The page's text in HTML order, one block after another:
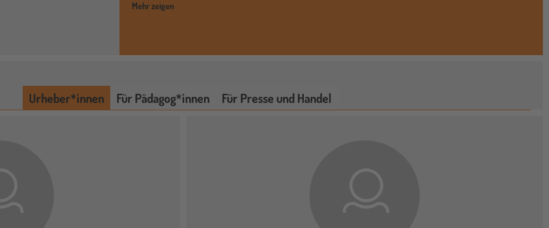
Mehr zeigen
Urheber*innen Für Pädagog*innen Für Presse und Handel